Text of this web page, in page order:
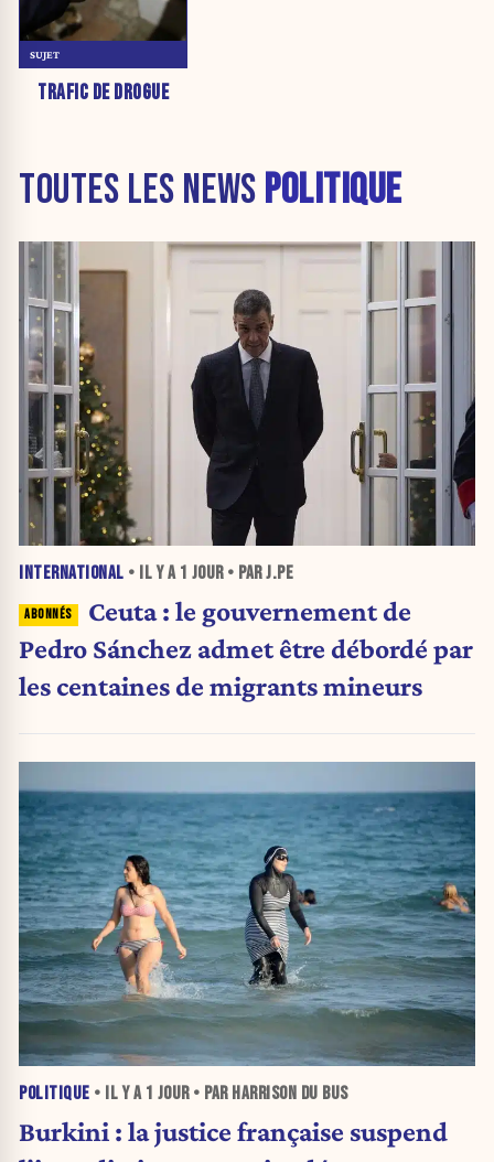
TRAFIC DE DROGUE
SUJET
TOUTES LES NEWS POLITIQUE
INTERNATIONAL • IL Y A 1 JOUR• PAR J.PE
Ceuta : le gouvernement de
Pedro Sánchez admet être débordé par
les centaines de migrants mineurs
POLITIQUE • IL Y A 1 JOUR• PAR HARRISON DU BUS
Burkini : la justice française suspend